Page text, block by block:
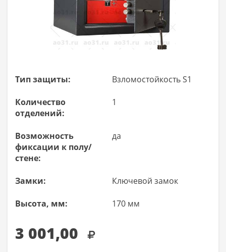
Тип защиты: Взломостойкость S1
Количество
отделений:
1
Возможность
фиксации к полу/
стене:
да
Замки: Ключевой замок
Высота, мм: 170 мм
3 001,00